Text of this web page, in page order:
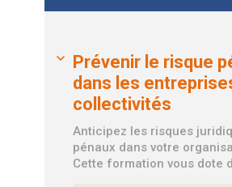
Prévenir le risque
dans les
collectivités
Anticipez les risques
pénaux dans votre
Cette formation vous dote